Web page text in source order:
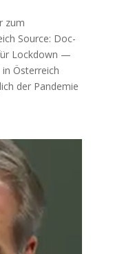
zum
Source: Doc­
Lock­down —
Öster­reich
der Pan­de­mie